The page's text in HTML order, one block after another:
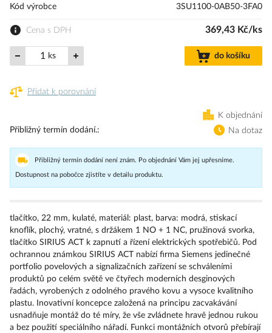
Kód výrobce
3SU1100-0AB50-3FA0
Cena s DPH 369,43 Kč/ks
ks do košíku
Přidat k porovnání
K objednání
Přibližný termín dodání.
Na dotaz
Přibližný termín dodání není znám. Po objednání Vám jej upřesníme.
Dostupnost na pobočce zjistíte v detailu produktu.
tlačítko, 22 mm, kulaté, materiál: plast, barva: modrá, stiskací
knoflík, plochý, vratné, s držákem 1 NO + 1 NC, pružinová svorka,
tlačítko SIRIUS ACT k zapnutí a řízení elektrických spotřebičů. Pod
ochrannou známkou SIRIUS ACT nabízí firma Siemens jedinečné
portfolio povelových a signalizačních zařízení se schváleními
produktů po celém světě ve čtyřech moderních desginových
řadách, vyrobených z odolného pravého kovu a vysoce kvalitního
plastu. Inovativní koncepce založená na principu zacvakávání
usnadňuje montáž do té míry, že vše zvládnete hravě jednou rukou
a bez použití speciálního nářadí. Funkci montážních otvorů přebírají